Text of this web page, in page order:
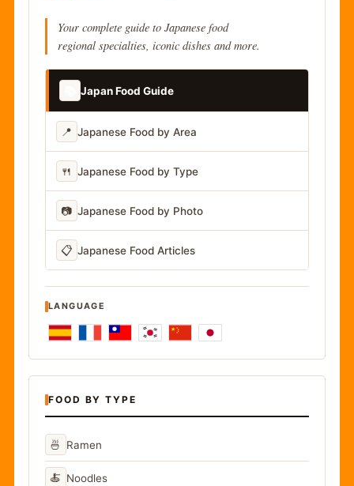
Your complete guide to Japanese food
regional specialties, iconic dishes and more.
Japan Food Guide
📍 Japanese Food by Area
🍴 Japanese Food by Type
📷 Japanese Food by Photo
📋 Japanese Food Articles
LANGUAGE
FOOD BY TYPE
🍜 Ramen
🍝 Noodles